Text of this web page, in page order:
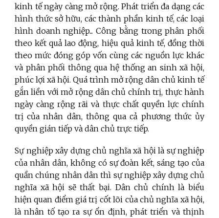
kinh tế ngày càng mở rộng. Phát triển đa dạng các
hình thức sở hữu, các thành phần kinh tế, các loại
hình doanh nghiệp... Công bằng trong phân phối
theo kết quả lao động, hiệu quả kinh tế, đồng thời
theo mức đóng góp vốn cùng các nguồn lực khác
và phân phối thông qua hệ thống an sinh xã hội,
phúc lợi xã hội. Quá trình mở rộng dân chủ kinh tế
gắn liền với mở rộng dân chủ chính trị, thực hành
ngày càng rộng rãi và thực chất quyền lực chính
trị của nhân dân, thông qua cả phương thức ủy
quyền gián tiếp và dân chủ trực tiếp.
Sự nghiệp xây dựng chủ nghĩa xã hội là sự nghiệp
của nhân dân, không có sự đoàn kết, sáng tạo của
quần chúng nhân dân thì sự nghiệp xây dựng chủ
nghĩa xã hội sẽ thất bại. Dân chủ chính là biểu
hiện quan điểm giá trị cốt lõi của chủ nghĩa xã hội,
là nhân tố tạo ra sự ổn định, phát triển và thịnh